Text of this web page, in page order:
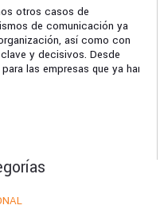
otros casos de
de comunicación ya
así como con
y decisivos. Desde
las empresas que ya han